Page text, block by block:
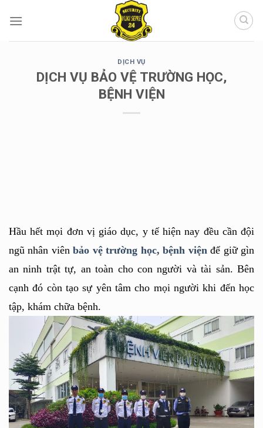
đến
DỊCH VỤ
DỊCH VỤ BẢO VỆ TRƯỜNG HỌC,
BỆNH VIỆN
Hầu hết mọi đơn vị giáo dục, y tế hiện nay đều cần đội
ngũ nhân viên bảo vệ trường học, bệnh viện để giữ gìn
an ninh trật tự, an toàn cho con người và tài sản. Bên
cạnh đó còn tạo sự yên tâm cho mọi người khi đến học
tập, khám chữa bệnh.